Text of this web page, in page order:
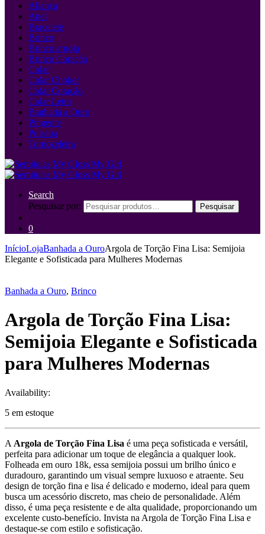
Aliança
Anel
Bracelete
Brinco
Brinco argola
Brinco Coração
Colar
Colar Choker
Colar Coração
Colar Letra
Banhada a Ouro
Pingente
Pulseira
Tornozeleira
Search
Pesquisar por:
Pesquisar
0
InícioLojaBanhada a OuroArgola de Torção Fina Lisa: Semijoia
Elegante e Sofisticada para Mulheres Modernas
Banhada a Ouro, Brinco
Argola de Torção Fina Lisa:
Semijoia Elegante e Sofisticada
para Mulheres Modernas
Availability:
5 em estoque
A Argola de Torção Fina Lisa é uma peça sofisticada e versátil,
perfeita para adicionar um toque de elegância a qualquer look.
Folheada em ouro 18k, essa semijoia possui um brilho único e
duradouro, garantindo um visual sempre luxuoso e atraente. Seu
design de torção fina e lisa é delicado e moderno, ideal para quem
busca um acessório discreto, mas cheio de personalidade. Além
disso, é uma peça resistente e de alta qualidade, proporcionando um
excelente custo-benefício. Invista na Argola de Torção Fina Lisa e
destaque-se com estilo e sofisticação.